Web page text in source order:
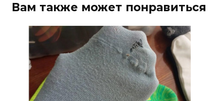
Вам также может понравиться